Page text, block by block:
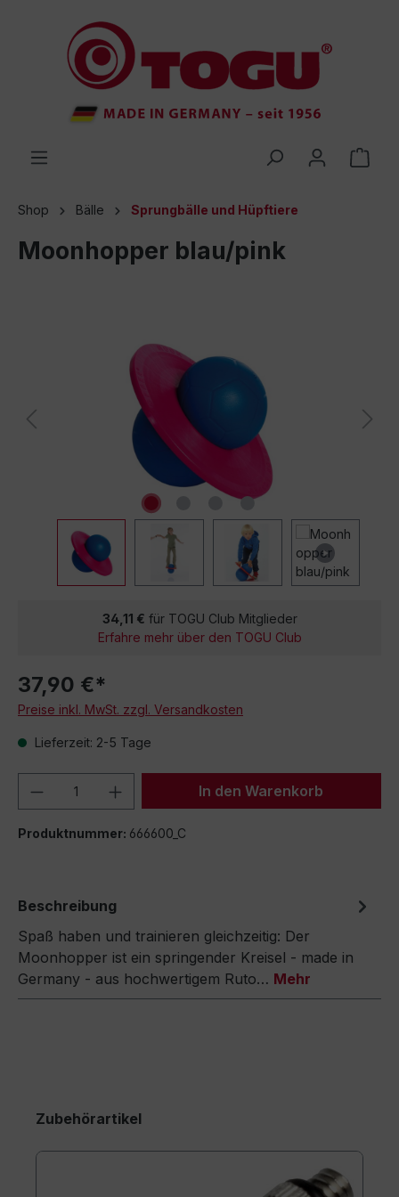
springen
Shop Bälle Sprungbälle und Hüpftiere
Moonhopper blau/pink
34,11 € für TOGU Club Mitglieder
Erfahre mehr über den TOGU Club
37,90 €*
Preise inkl. MwSt. zzgl. Versandkosten
Lieferzeit: 2-5 Tage
Produkt Anzahl: Gib denIn den Warenkorb
Produktnummer: 666600_C
Beschreibung
Spaß haben und trainieren gleichzeitig: Der
Moonhopper ist ein springender Kreisel - made in
Germany - aus hochwertigem Ruto… Mehr
Zubehörartikel